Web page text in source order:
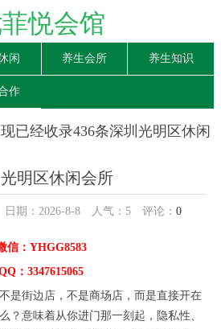
悦会馆
闲 养生会所 养生知识
作
已经收录436条深圳光明区休闲
明区休闲会所
期：2026-8-8 人气： 5评论： 0
信：YHGG8583
：3347615065
街边店，不是商场店，而是直接开在
？意味着从你进门那一刻起，隐私性、